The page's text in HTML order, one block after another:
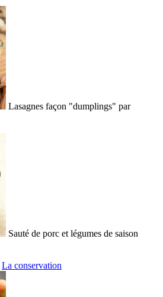
Lasagnes façon "dumplings" par
Sauté de porc et légumes de saison
La conservation